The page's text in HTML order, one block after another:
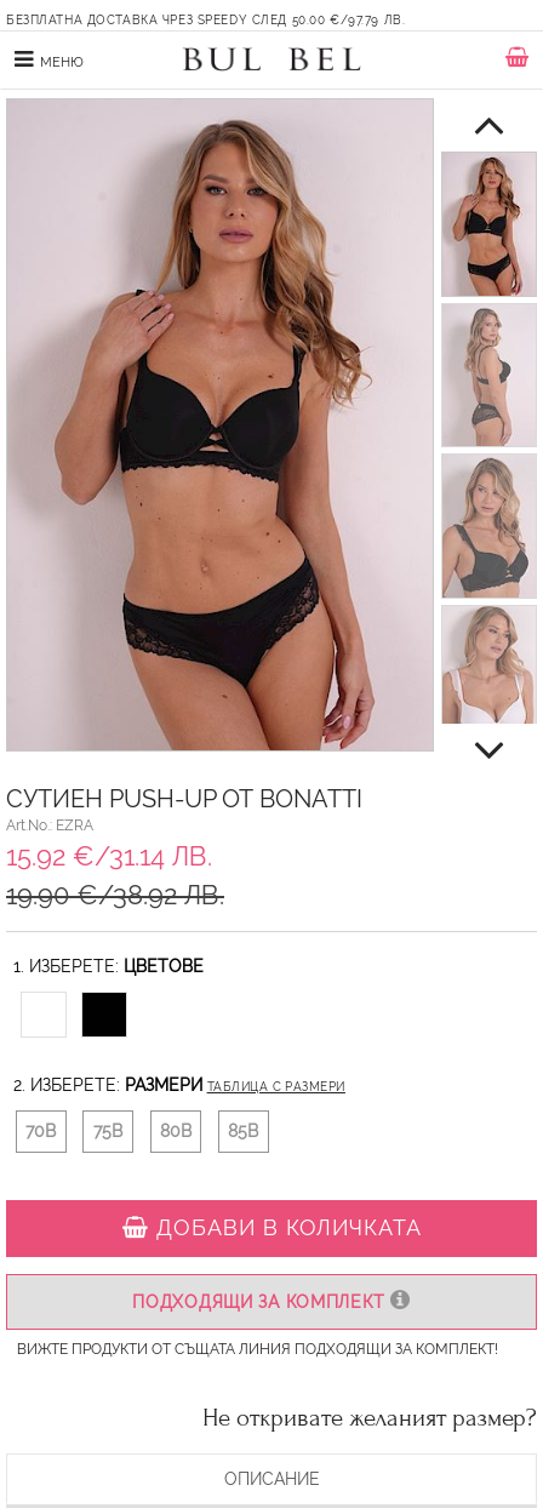
БЕЗПЛАТНА ДОСТАВКА ЧРЕЗ SPEEDY СЛЕД 50.00 €/97.79 ЛВ.
МЕНЮ
СУТИЕН PUSH-UP ОТ BONATTI
Art.No.: EZRA
15.92 €/31.14 ЛВ.
19.90 €/38.92 ЛВ.
1. ИЗБЕРЕТЕ: ЦВЕТОВЕ
2. ИЗБЕРЕТЕ: РАЗМЕРИ ТАБЛИЦА С РАЗМЕРИ
70B 75B 80B 85B
ДОБАВИ В КОЛИЧКАТА
ПОДХОДЯЩИ ЗА КОМПЛЕКТ
ВИЖТЕ ПРОДУКТИ ОТ СЪЩАТА ЛИНИЯ ПОДХОДЯЩИ ЗА КОМПЛЕКТ!
Не откривате желаният размер?
ОПИСАНИЕ